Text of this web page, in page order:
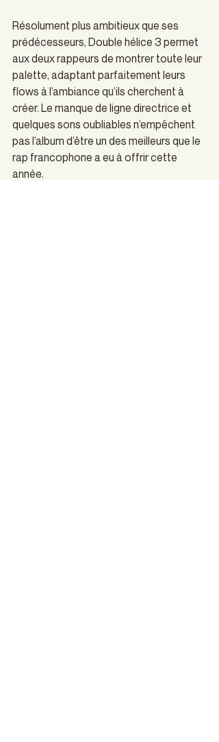
Résolument plus ambitieux que ses
prédécesseurs, Double hélice 3 permet
aux deux rappeurs de montrer toute leur
palette, adaptant parfaitement leurs
flows à l’ambiance qu’ils cherchent à
créer. Le manque de ligne directrice et
quelques sons oubliables n’empêchent
pas l’album d’être un des meilleurs que le
rap francophone a eu à offrir cette
année.